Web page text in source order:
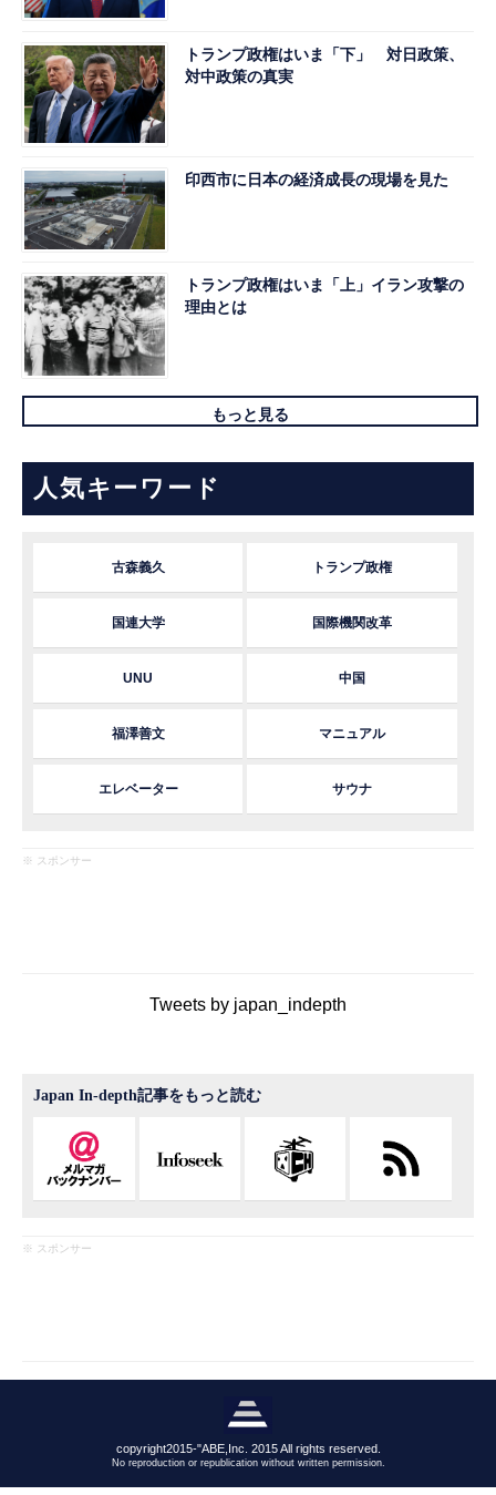
トランプ政権はいま「下」 対日政策、
対中政策の真実
印西市に日本の経済成長の現場を見た
トランプ政権はいま「上」イラン攻撃の
理由とは
もっと見る
人気キーワード
古森義久 トランプ政権
国連大学 国際機関改革
UNU 中国
福澤善文 マニュアル
エレベーター サウナ
※ スポンサー
Tweets by japan_indepth
Japan In-depth記事をもっと読む
※ スポンサー
copyright2015-"ABE,Inc. 2015 All rights reserved.
No reproduction or republication without written permission.